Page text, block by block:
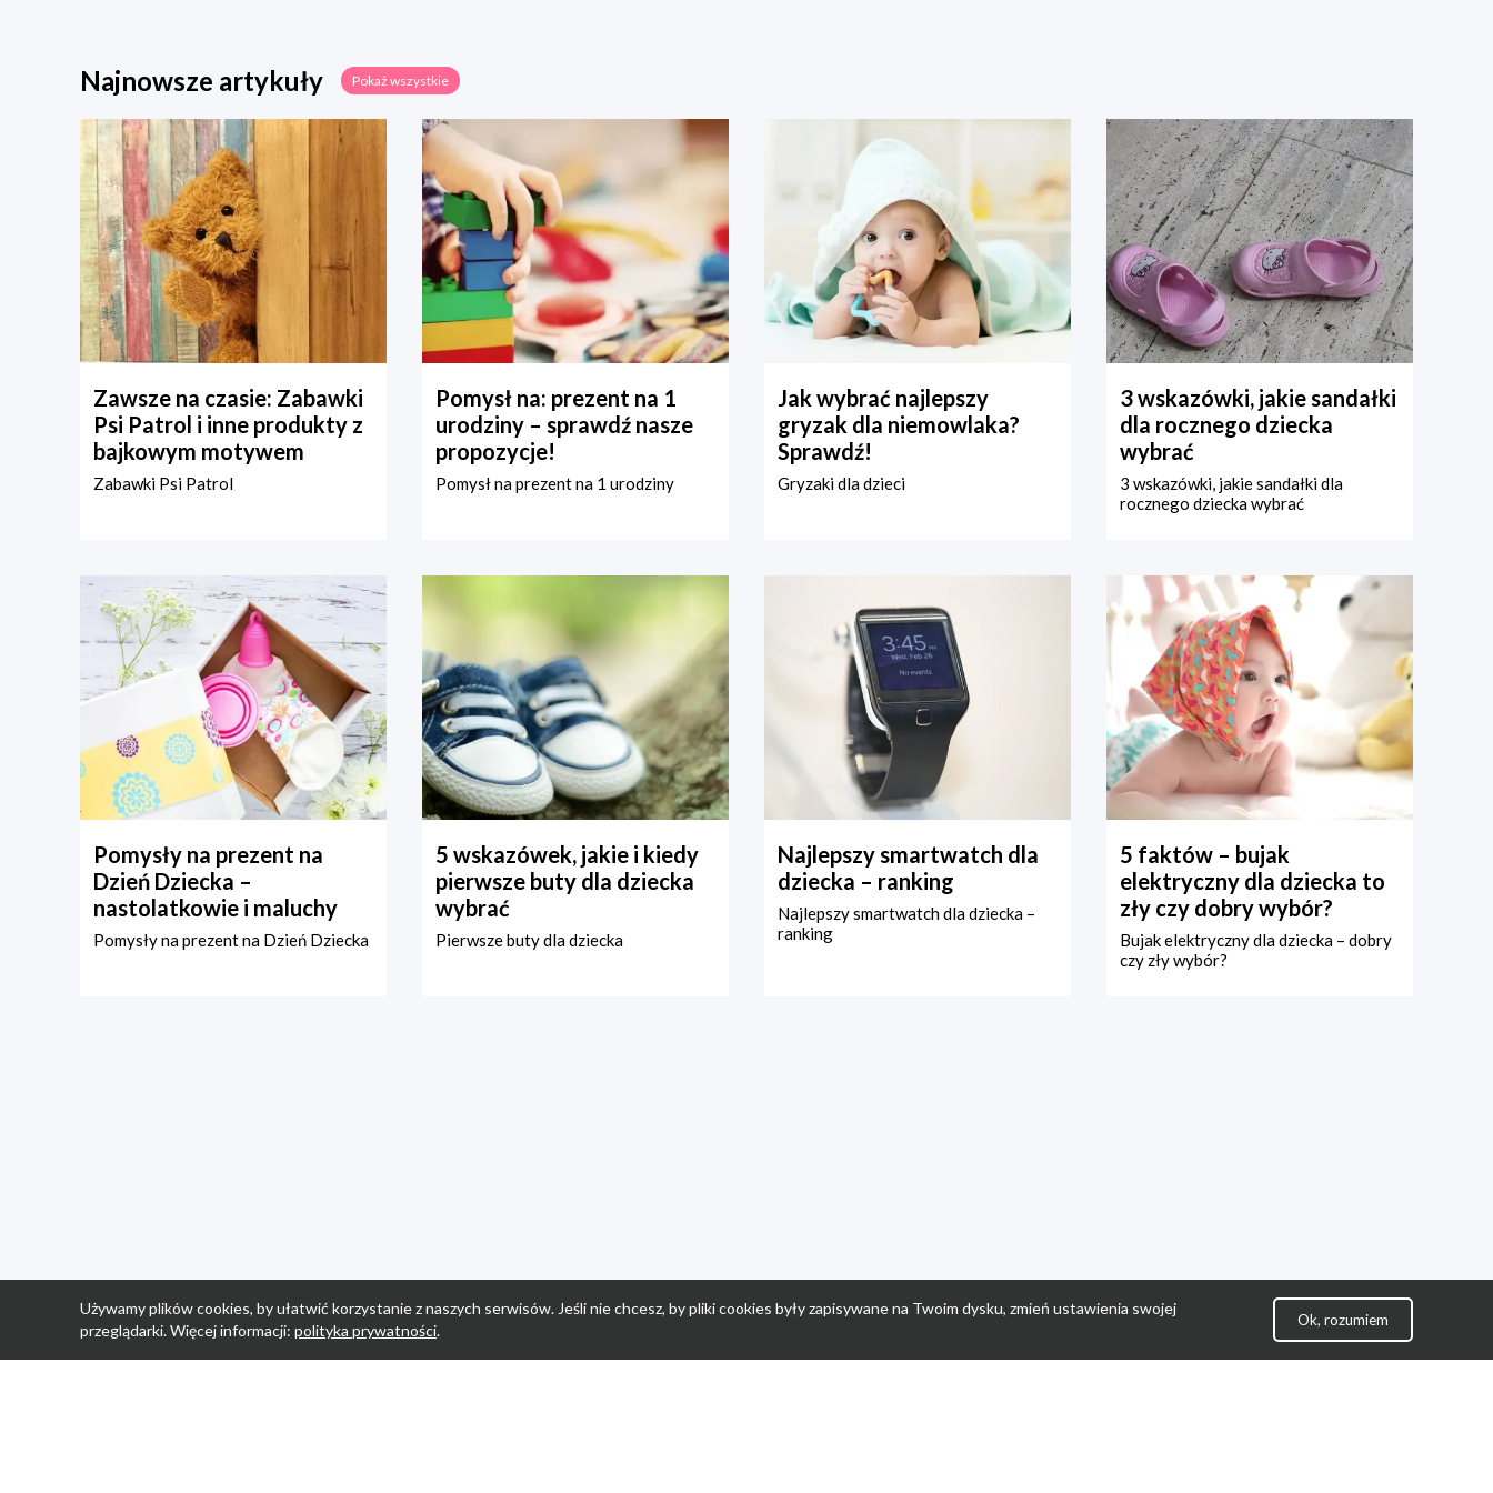
Najnowsze artykuły Pokaż wszystkie
Zawsze na czasie: Zabawki
Psi Patrol i inne produkty z
bajkowym motywem
Zabawki Psi Patrol
Pomysł na: prezent na 1
urodziny – sprawdź nasze
propozycje!
Pomysł na prezent na 1 urodziny
Jak wybrać najlepszy
gryzak dla niemowlaka?
Sprawdź!
Gryzaki dla dzieci
3 wskazówki, jakie sandałki
dla rocznego dziecka
wybrać
3 wskazówki, jakie sandałki dla
rocznego dziecka wybrać
Pomysły na prezent na
Dzień Dziecka –
nastolatkowie i maluchy
Pomysły na prezent na Dzień Dziecka
5 wskazówek, jakie i kiedy
pierwsze buty dla dziecka
wybrać
Pierwsze buty dla dziecka
Najlepszy smartwatch dla
dziecka – ranking
Najlepszy smartwatch dla dziecka –
ranking
5 faktów – bujak
elektryczny dla dziecka to
zły czy dobry wybór?
Bujak elektryczny dla dziecka – dobry
czy zły wybór?
Używamy plików cookies, by ułatwić korzystanie z naszych serwisów. Jeśli nie chcesz, by pliki cookies były zapisywane na Twoim dysku, zmień ustawienia swojej
przeglądarki. Więcej informacji: polityka prywatności.
Ok, rozumiem